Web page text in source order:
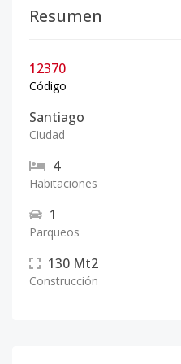
Resumen
12370
Código
Santiago
Ciudad
4
Habitaciones
1
Parqueos
130 Mt2
Construcción